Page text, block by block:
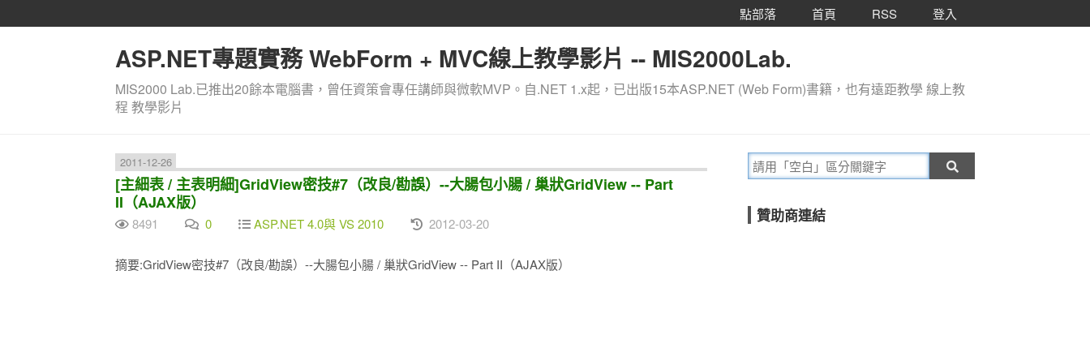
點部落 首頁 RSS 登入
ASP.NET專題實務 WebForm + MVC線上教學影片 -- MIS2000Lab.
MIS2000 Lab.已推出20餘本電腦書，曾任資策會專任講師與微軟MVP。自.NET 1.x起，已出版15本ASP.NET (Web Form)書籍，也有遠距教學 線上教
程 教學影片
2011-12-26
[主細表 / 主表明細]GridView密技#7（改良/勘誤）--大腸包小腸 / 巢狀GridView -- Part
II（AJAX版）
8491 0 ASP.NET 4.0與 VS 2010 2012-03-20
摘要:GridView密技#7（改良/勘誤）--大腸包小腸 / 巢狀GridView -- Part II（AJAX版）
贊助商連結